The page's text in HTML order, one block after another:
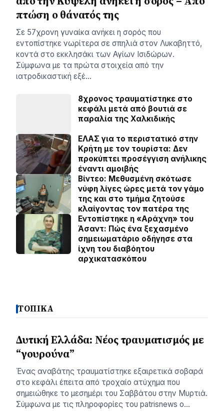
πτώση ο θάνατός της
Σε 57χρονη γυναίκα ανήκει η σορός που
εντοπίστηκε νωρίτερα σε σπηλιά στον Λυκαβηττό,
κοντά στο εκκλησάκι των Αγίων Ισιδώρων.
Σύμφωνα με τα πρώτα στοιχεία από την
ιατροδικαστική εξέ…
8χρονος τραυματίστηκε στο
κεφάλι μετά από βουτιά σε
παραλία της Χαλκιδικής
ΕΛΑΣ για το περιστατικό στην
Κρήτη με τον τουρίστα: Δεν
προκύπτει προσέγγιση ανήλικης
έναντι αμοιβής
Βίντεο: Μεθυσμένη σκότωσε
νύφη λίγες ώρες μετά τον γάμο
της και στο τμήμα ζητούσε
κλαίγοντας τον πατέρα της
Εντοπίστηκε η «Αράχνη» του
Άσαντ: Πώς ένα ξεχασμένο
σημειωματάριο οδήγησε στα
ίχνη του διαβόητου
αρχικατασκόπου
ΤΟΠΙΚΑ
Δυτική Ελλάδα: Νέος τραυματισμός με
“γουρούνα”
Ένας αναβάτης τραυματίστηκε εξαιρετικά σοβαρά
στο κεφάλι έπειτα από τροχαίο ατύχημα που
σημειώθηκε το μεσημέρι του Σαββάτου στην Μυρτιά.
Σύμφωνα με τις πληροφορίες του patrisnews ο…